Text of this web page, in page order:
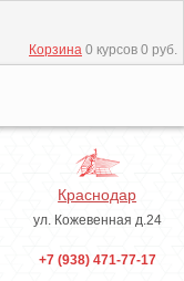
Корзина 0 курсов 0 руб.
Краснодар
ул. Кожевенная д.24
+7 (938) 471-77-17